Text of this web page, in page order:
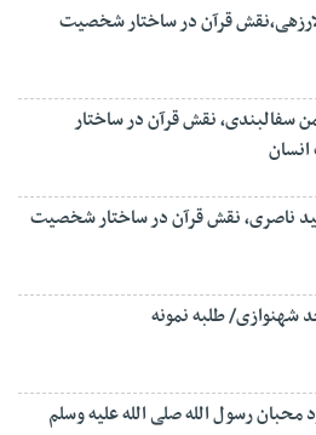
قرآن در ساختار شخصیت
سفالبندی، نقش قرآن در ساختار
ناصری، نقش قرآن در ساختار شخصیت
شهنوازی/ طلبه نمونه
محبان رسول الله صلی الله علیه وسلم